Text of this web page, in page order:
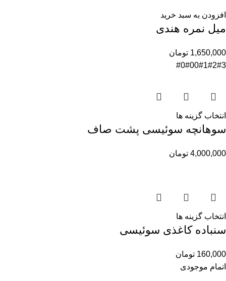
افزودن به سبد خرید
میل نمره هندی
1,650,000 تومان
#0#00#1#2#3
انتخاب گزینه ها
سوهانچه سوئیسی پشت صاف
4,000,000 تومان
انتخاب گزینه ها
سنباده کاغذی سوئیسی
160,000 تومان
اتمام موجودی